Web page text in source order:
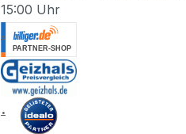
15:00 Uhr
.
.